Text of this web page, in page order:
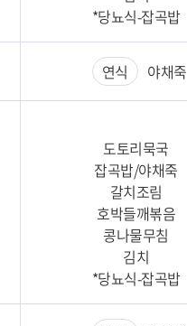
*당뇨식-잡곡밥
연식 야채죽
도토리묵국
잡곡밥/야채죽
갈치조림
호박들깨볶음
콩나물무침
김치
*당뇨식-잡곡밥